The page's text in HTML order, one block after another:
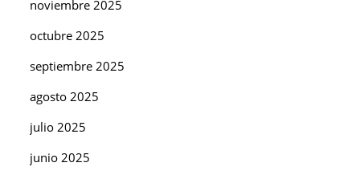
noviembre 2025
octubre 2025
septiembre 2025
agosto 2025
julio 2025
junio 2025